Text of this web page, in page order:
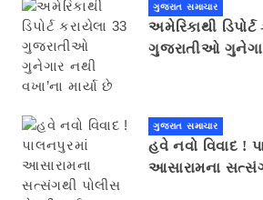
ગુજરાત સમાચાર
અમેરિકાથી
ગુજરાતીઓ
ગુજરાત સમાચાર
હવે નવો વિવાદ !
આસારામના